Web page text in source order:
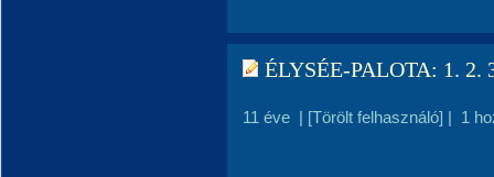
ÉLYSÉE-PALOTA: 1. 2.
11 éve | [Törölt felhasználó] | 1